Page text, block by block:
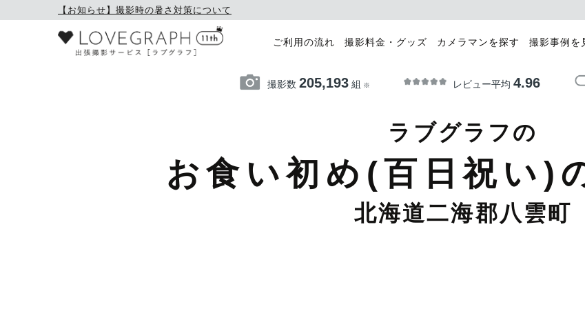
【お知らせ】撮影時の暑さ対策について
ご利用の流れ 撮影料金・グッズ カメラマンを探す 撮影事例を
撮影数 205,193組 ※ レビュー平均 4.96
ラブグラフの
お食い初め(百日祝い)
北海道二海郡八雲町